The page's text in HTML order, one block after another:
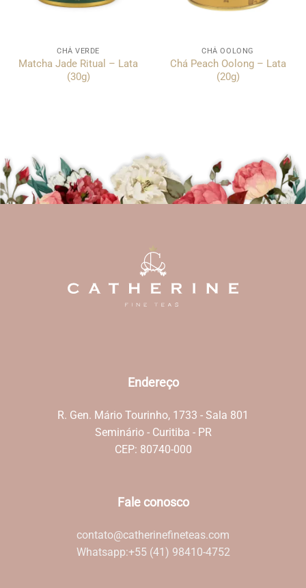
CHÁ VERDE
Matcha Jade Ritual – Lata
(30g)
CHÁ OOLONG
Chá Peach Oolong – Lata
(20g)
Endereço
R. Gen. Mário Tourinho, 1733 - Sala 801
Seminário - Curitiba - PR
CEP: 80740-000
Fale conosco
contato@catherinefineteas.com
Whatsapp:+55 (41) 98410-4752